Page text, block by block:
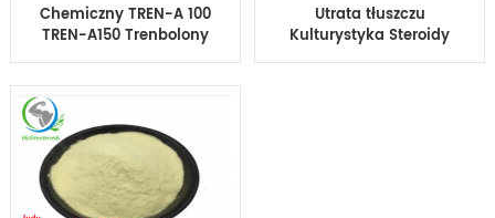
Chemiczny TREN-A 100
TREN-A150 Trenbolony
Octanowy gotowy olej
Utrata tłuszczu
Kulturystyka Steroidy
Proszek Octan